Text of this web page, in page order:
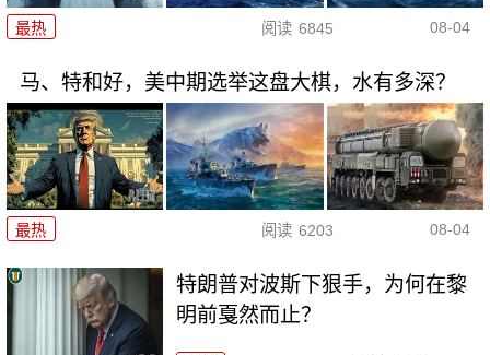
最热 阅读 6845 08-04
马、特和好，美中期选举这盘大棋，水有多深？
最热 阅读 6203 08-04
特朗普对波斯下狠手，为何在黎
明前戛然而止？